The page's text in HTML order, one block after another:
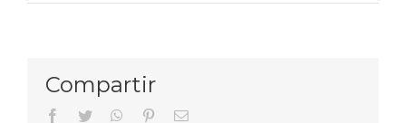
Compartir
facebooktwitter whatsapppinterestCorreo